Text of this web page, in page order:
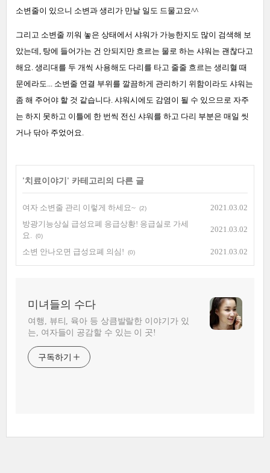
소변줄이 있으니 소변과 생리가 만날 일도 드물고요^^
그리고 소변줄 끼워 놓은 상태에서 샤워가 가능한지도 많이 검색해 보
았는데, 탕에 들어가는 건 안되지만 흐르는 물로 하는 샤워는 괜찮다고
해요. 생리대를 두 개씩 사용해도 다리를 타고 줄줄 흐르는 생리혈 때
문에라도... 소변줄 연결 부위를 깔끔하게 관리하기 위함이라도 샤워는
좀 해 주어야 할 것 같습니다. 샤워시에도 감염이 될 수 있으므로 자주
는 하지 못하고 이틀에 한 번씩 전신 샤워를 하고 다리 부분은 매일 씻
거나 닦아 주었어요.
'치료이야기 ' 카테고리의 다른 글
여자 소변줄 관리 이렇게 하세요~ (2)
2021.03.02
방광기능상실 급성요폐 응급상황! 응급실로 가세
요.
(0)
2021.03.02
소변 안나오면 급성요폐 의심! (0) 2021.03.02
미녀들의 수다
여행, 뷰티, 육아 등 상큼발랄한 이야기가 있
는, 여자들이 공감할 수 있는 이 곳!
구독하기